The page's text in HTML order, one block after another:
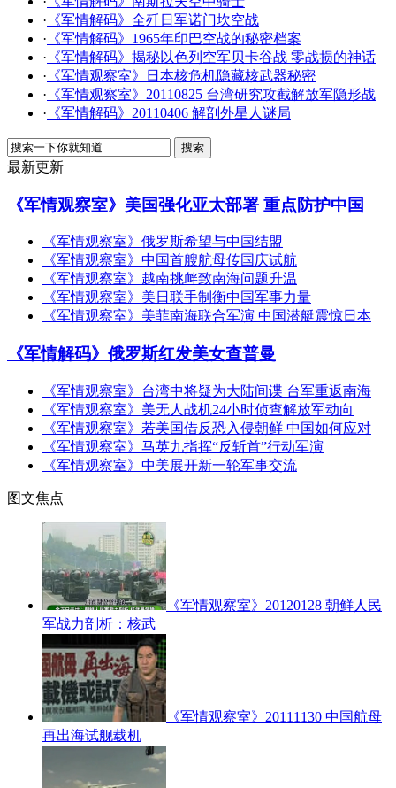
· 《军情解码》全歼日军诺门坎空战
· 《军情解码》1965年印巴空战的秘密档案
· 《军情解码》揭秘以色列空军贝卡谷战 零战损的神话
· 《军情观察室》日本核危机隐藏核武器秘密
· 《军情观察室》20110825 台湾研究攻截解放军隐形战
· 《军情解码》20110406 解剖外星人谜局
最新更新
《军情观察室》美国强化亚太部署 重点防护中国
《军情观察室》俄罗斯希望与中国结盟
《军情观察室》中国首艘航母传国庆试航
《军情观察室》越南挑衅致南海问题升温
《军情观察室》美日联手制衡中国军事力量
《军情观察室》美菲南海联合军演 中国潜艇震惊日本
《军情解码》俄罗斯红发美女查普曼
《军情观察室》台湾中将疑为大陆间谍 台军重返南海
《军情观察室》美无人战机24小时侦查解放军动向
《军情观察室》若美国借反恐入侵朝鲜 中国如何应对
《军情观察室》马英九指挥“反斩首”行动军演
《军情观察室》中美展开新一轮军事交流
图文焦点
《军情观察室》20120128 朝鲜人民
军战力剖析：核武
《军情观察室》20111130 中国航母
再出海试舰载机